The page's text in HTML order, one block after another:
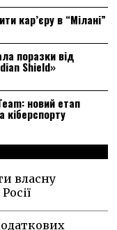
кар’єру в “Мілані”
поразки від
Shield»
новий етап
кіберспорту
власну